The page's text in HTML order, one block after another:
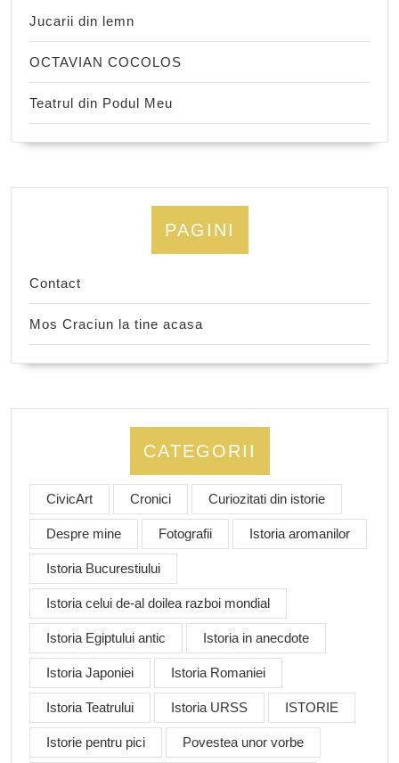
Jucarii din lemn
OCTAVIAN COCOLOS
Teatrul din Podul Meu
PAGINI
Contact
Mos Craciun la tine acasa
CATEGORII
CivicArt Cronici Curiozitati din istorie
Despre mine Fotografii Istoria aromanilor
Istoria Bucurestiului
Istoria celui de-al doilea razboi mondial
Istoria Egiptului antic Istoria in anecdote
Istoria Japoniei Istoria Romaniei
Istoria Teatrului Istoria URSS ISTORIE
Istorie pentru pici Povestea unor vorbe